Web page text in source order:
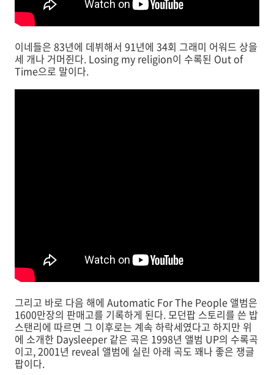
이네들은 83년에 데뷔해서 91년에 34회 그래미 어워드 상을
세 개나 거머쥔다. Losing my religion이 수록된 Out of
Time으로 말이다.
그리고 바로 다음 해에 Automatic For The People 앨범은
1600만장의 판매고를 기록하게 된다. 모던팝 스토리를 쓴 밥
스탠리에 따르면 그 이후로는 계속 하락세였다고 하지만 위
에 소개한 Daysleeper 같은 곡은 1998년 앨범 UP의 수록곡
이고, 2001년 reveal 앨범에 실린 아래 곡도 꽤나 좋은 쟁글
팝이다.